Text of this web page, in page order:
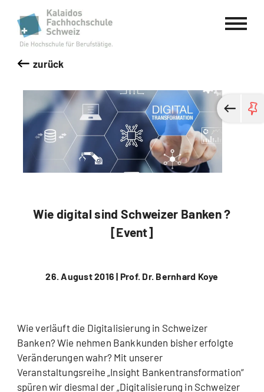
Kalaidos Fachhochschule Schweiz
zurück
Wie digital sind Schweizer Banken ?
[Event]
26. August 2016 | Prof. Dr. Bernhard Koye
Wie verläuft die Digitalisierung in Schweizer
Banken? Wie nehmen Bankkunden bisher erfolgte
Veränderungen wahr? Mit unserer
Veranstaltungsreihe „Insight Bankentransformation“
spüren wir diesmal der „Digitalisierung in Schweizer